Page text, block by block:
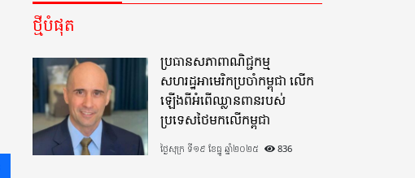
ថ្មីបំផុត
ប្រធានសភាពាណិជ្ជកម្ម
សហរដ្ឋអាមេរិកប្រចាំកម្ពុជា លើក
ឡើងពីអំពើឈ្លានពានរបស់
ប្រទេសថៃមកលើកម្ពុជា
ថ្ងៃសុក្រ ទី១៩ ខែធ្នូ ឆ្នាំ២០២៥ 836